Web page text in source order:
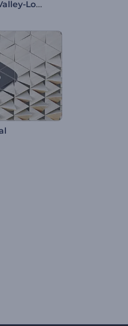
Enthüllung des Pink Valley-Logos